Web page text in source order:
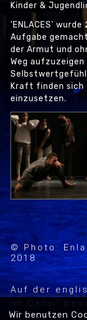
Kinder &
'ENLACES'
Aufgabe
der Armut und
Weg
Selbstwertgefühl
Kraft finden sich
einzusetzen.
© Photo:
2018
Auf der
im Detail
Wir benutzen